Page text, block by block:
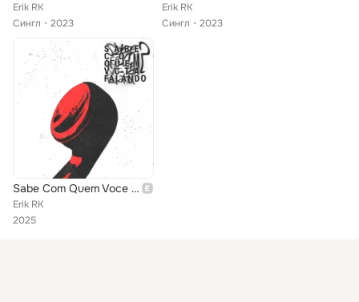
Erik RK
Сингл
2023
Erik RK
Сингл
2023
Sabe Com Quem Voce Ta Falando...?? #1
Erik RK
2025